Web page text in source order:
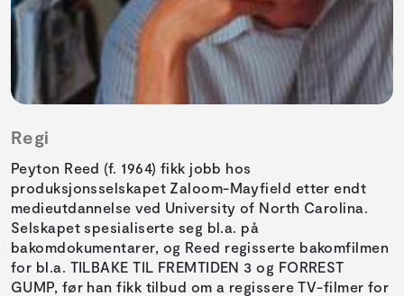
Regi
Peyton Reed (f. 1964) fikk jobb hos
produksjonsselskapet Zaloom-Mayfield etter endt
medieutdannelse ved University of North Carolina.
Selskapet spesialiserte seg bl.a. på
bakomdokumentarer, og Reed regisserte bakomfilmen
for bl.a. TILBAKE TIL FREMTIDEN 3 og FORREST
GUMP, før han fikk tilbud om a regissere TV-filmer for